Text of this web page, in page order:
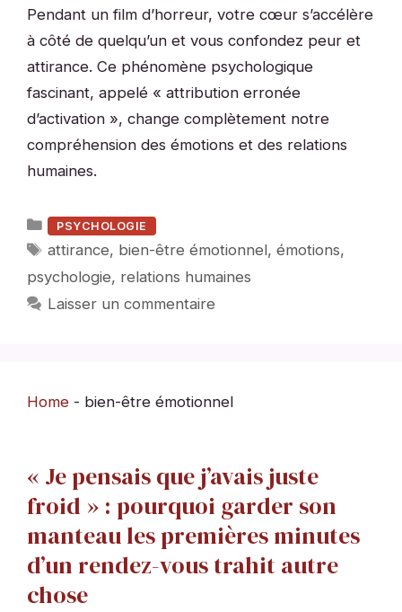
Pendant un film d’horreur, votre cœur s’accélère
à côté de quelqu’un et vous confondez peur et
attirance. Ce phénomène psychologique
fascinant, appelé « attribution erronée
d’activation », change complètement notre
compréhension des émotions et des relations
humaines.
Catégories
PSYCHOLOGIE
Étiquettes
attirance, bien-être émotionnel,émotions,
psychologie, relations humaines
Laisser un commentaire
Home - bien-être émotionnel
« Je pensais que j’avais juste
froid » : pourquoi garder son
manteau les premières minutes
d’un rendez-vous trahit autre
chose